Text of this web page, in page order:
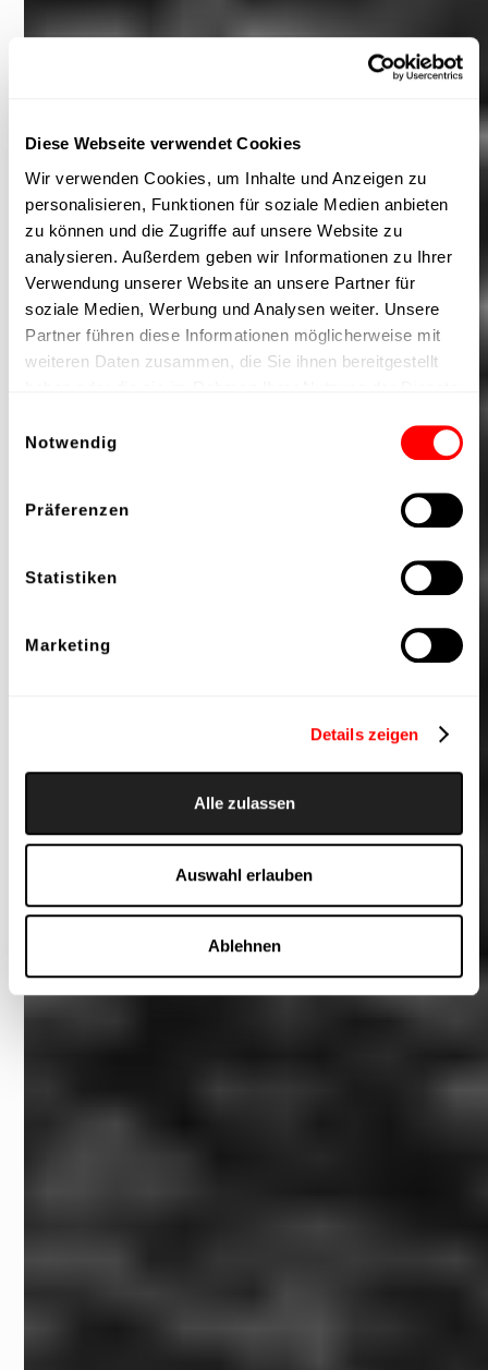
Diese Webseite verwendet Cookies
Wir verwenden Cookies, um Inhalte und Anzeigen zu
personalisieren, Funktionen für soziale Medien anbieten
zu können und die Zugriffe auf unsere Website zu
analysieren. Außerdem geben wir Informationen zu Ihrer
Verwendung unserer Website an unsere Partner für
soziale Medien, Werbung und Analysen weiter. Unsere
Partner führen diese Informationen möglicherweise mit
weiteren Daten zusammen, die Sie ihnen bereitgestellt
Notwendig
Präferenzen
Statistiken
Marketing
Details zeigen
Alle zulassen
Auswahl erlauben
Ablehnen